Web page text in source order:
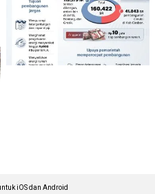
iOS dan Android